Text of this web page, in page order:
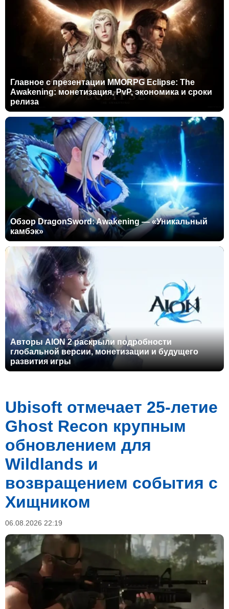
Главное с презентации MMORPG Eclipse: The
Awakening: монетизация, PvP, экономика и сроки
релиза
Обзор DragonSword: Awakening — «Уникальный
камбэк»
Авторы AION 2 раскрыли подробности
глобальной версии, монетизации и будущего
развития игры
Ubisoft отмечает 25-летие
Ghost Recon крупным
обновлением для
Wildlands и
возвращением события с
Хищником
06.08.2026 22:19